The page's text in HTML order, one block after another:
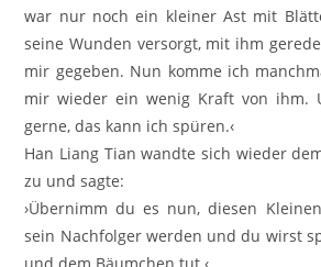
war nur noch ein kleiner Ast mit
seine Wunden versorgt, mit ihm
mir gegeben. Nun komme ich
mir wieder ein wenig Kraft von ihm.
gerne, das kann ich spüren.‹
Han Liang Tian wandte sich wieder
zu und sagte:
›Übernimm du es nun, diesen
sein Nachfolger werden und du wirst